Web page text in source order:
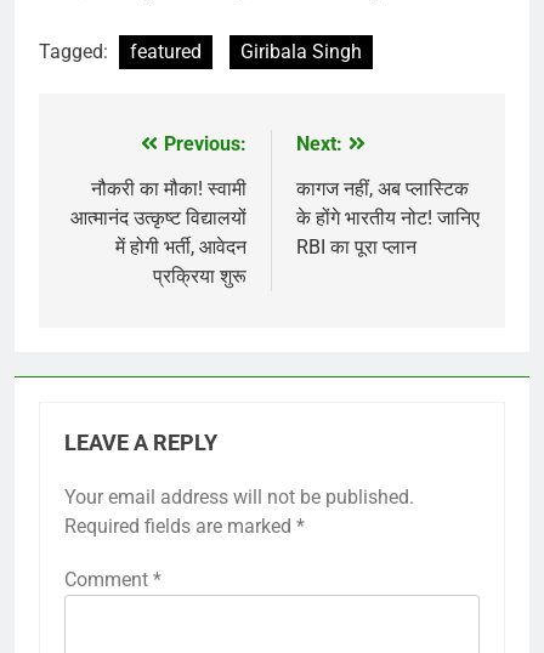
Tagged: featured Giribala Singh
navigation
Previous:
नौकरी का मौका! स्वामी
आत्मानंद उत्कृष्ट विद्यालयों
में होगी भर्ती, आवेदन
प्रक्रिया शुरू
Next:
कागज नहीं, अब प्लास्टिक
के होंगे भारतीय नोट! जानिए
RBI का पूरा प्लान
LEAVE A REPLY
Your email address will not be published.
Required fields are marked *
Comment *